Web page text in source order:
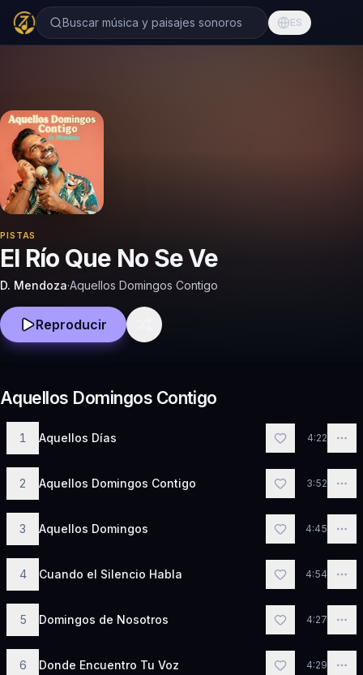
Buscar música y paisajes sonoros ES
PISTAS
El Río Que No Se Ve
D. Mendoza·Aquellos Domingos Contigo
Reproducir
Aquellos Domingos Contigo
1 Aquellos Días 4:22
2 Aquellos Domingos Contigo 3:52
3 Aquellos Domingos 4:45
4 Cuando el Silencio Habla 4:54
5 Domingos de Nosotros 4:27
6 Donde Encuentro Tu Voz 4:29